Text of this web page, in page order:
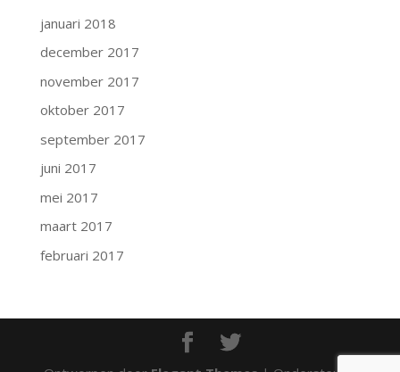
januari 2018
december 2017
november 2017
oktober 2017
september 2017
juni 2017
mei 2017
maart 2017
februari 2017